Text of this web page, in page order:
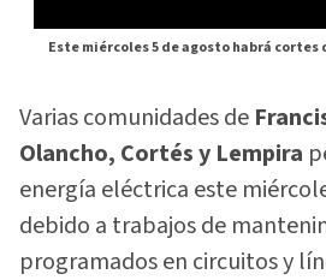
Este miércoles 5 de agosto habrá cortes
Varias comunidades de
Olancho, Cortés y Lempira
energía eléctrica este
debido a trabajos de
programados en circuitos y